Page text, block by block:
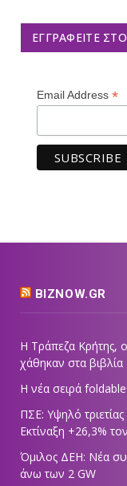
ΕΓΓΡΑΦΕΊΤΕ ΣΤΟ
Email Address *
BIZNOW.GR
Η Τράπεζα Κρήτης,
χάθηκαν στα βιβλία
Η νέα σειρά
ΠΣΕ: Υψηλό
Εκτίναξη +26,3%
Όμιλος ΔΕΗ: Νέα
άνω των 2 GW